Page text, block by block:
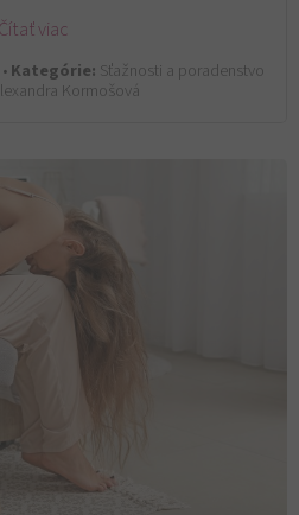
Čítať viac
Kategórie: Sťažnosti a poradenstvo
Kormošová